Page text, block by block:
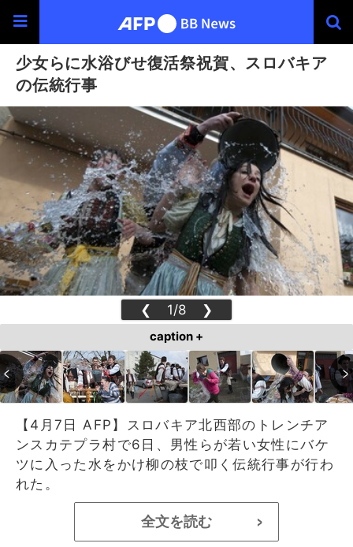
少女らに水浴びせ復活祭祝賀、スロバキア
の伝統行事
❮ 1/8 ❯
caption +
【4月7日 AFP】スロバキア北西部のトレンチア
ンスカテプラ村で6日、男性らが若い女性にバケ
ツに入った水をかけ柳の枝で叩く伝統行事が行わ
れた。
全文を読む >